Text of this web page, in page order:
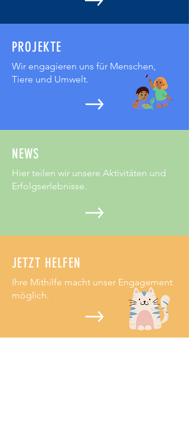
PROJEKTE
Wir engagieren uns für Menschen,
Tiere und Umwelt.
NEWS
Hier teilen wir unsere Aktivitäten und
Erfolgserlebnisse.
JETZT HELFEN
Ihre Mithilfe macht unser Engagement
möglich.